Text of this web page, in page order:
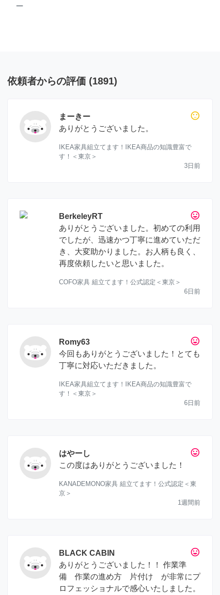
ー
依頼者からの評価 (1891)
sentiment_neutral
まーきー
ありがとうございました。
IKEA家具組立てます！IKEA商品の知識豊富で
す！＜東京＞
3日前
tag_faces
BerkeleyRT
ありがとうございました。初めての利用
でしたが、迅速かつ丁寧に進めていただ
き、大変助かりました。お人柄も良く、
再度依頼したいと思いました。
COFO家具 組立てます！公式認定＜東京＞
6日前
tag_faces
Romy63
今回もありがとうございました！とても
丁寧に対応いただきました。
IKEA家具組立てます！IKEA商品の知識豊富で
す！＜東京＞
6日前
tag_faces
はやーし
この度はありがとうございました！
KANADEMONO家具 組立てます！公式認定＜東
京＞
1週間前
tag_faces
BLACK CABIN
ありがとうございました！！ 作業準
備 作業の進め方 片付け が非常にプ
ロフェッショナルで感心いたしました。